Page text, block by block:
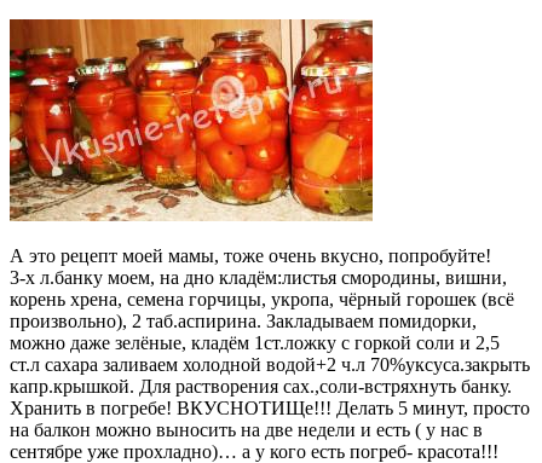
А это рецепт моей мамы, тоже очень вкусно, попробуйте!
3-х л.банку моем, на дно кладём:листья смородины, вишни,
корень хрена, семена горчицы, укропа, чёрный горошек (всё
произвольно), 2 таб.аспирина. Закладываем помидорки,
можно даже зелёные, кладём 1ст.ложку с горкой соли и 2,5
ст.л сахара заливаем холодной водой+2 ч.л 70%уксуса.закрыть
капр.крышкой. Для растворения сах.,соли-встряхнуть банку.
Хранить в погребе! ВКУСНОТИЩе!!! Делать 5 минут, просто
на балкон можно выносить на две недели и есть ( у нас в
сентябре уже прохладно)… а у кого есть погреб- красота!!!